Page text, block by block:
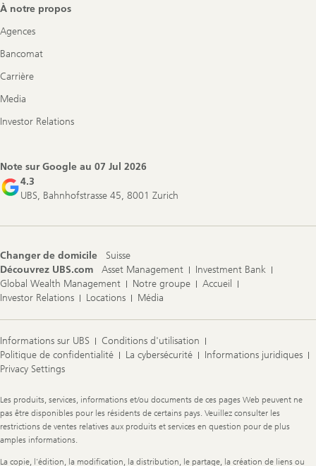
À notre propos
Agences
Bancomat
Carrière
Media
Investor Relations
Note sur Google au 07 Jul 2026
4.3
UBS, Bahnhofstrasse 45, 8001 Zurich
Changer de domicile
Suisse
Découvrez UBS.com
Asset Management
Investment Bank
Global Wealth Management
Notre groupe
Accueil
Investor Relations
Locations Média
Informations sur UBS
Conditions d'utilisation
Politique de confidentialité
La cybersécurité
Informations juridiques
Privacy Settings
Legal
Information
Les produits, services, informations et/ou documents de ces pages Web peuvent ne
pas être disponibles pour les résidents de certains pays. Veuillez consulter les
restrictions de ventes relatives aux produits et services en question pour de plus
amples informations.
La copie, l'édition, la modification, la distribution, le partage, la création de liens ou